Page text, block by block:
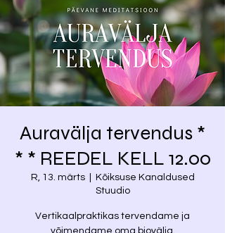
Auravälja tervendus *
* * REEDEL KELL 12.00
R, 13. märts
  |
Kõiksuse Kanaldused
Stuudio
Vertikaalpraktikas tervendame ja
võimendame oma biovälja.